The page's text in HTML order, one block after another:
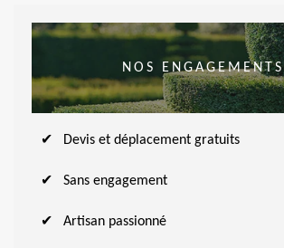
NOS ENGAGEMENTS
Devis et déplacement gratuits
Sans engagement
Artisan passionné